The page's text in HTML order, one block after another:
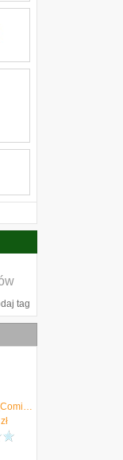
tag
Enola Holmes (Comic). Band 9
zł